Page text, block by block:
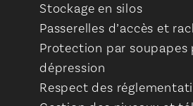
Stockage en silos
Passerelles d’accès et
Protection par soupapes
dépression
Respect des